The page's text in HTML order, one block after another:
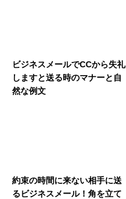
ビジネスメールでCCから失礼
しますと送る時のマナーと自
然な例文
約束の時間に来ない相手に送
るビジネスメール！角を立て